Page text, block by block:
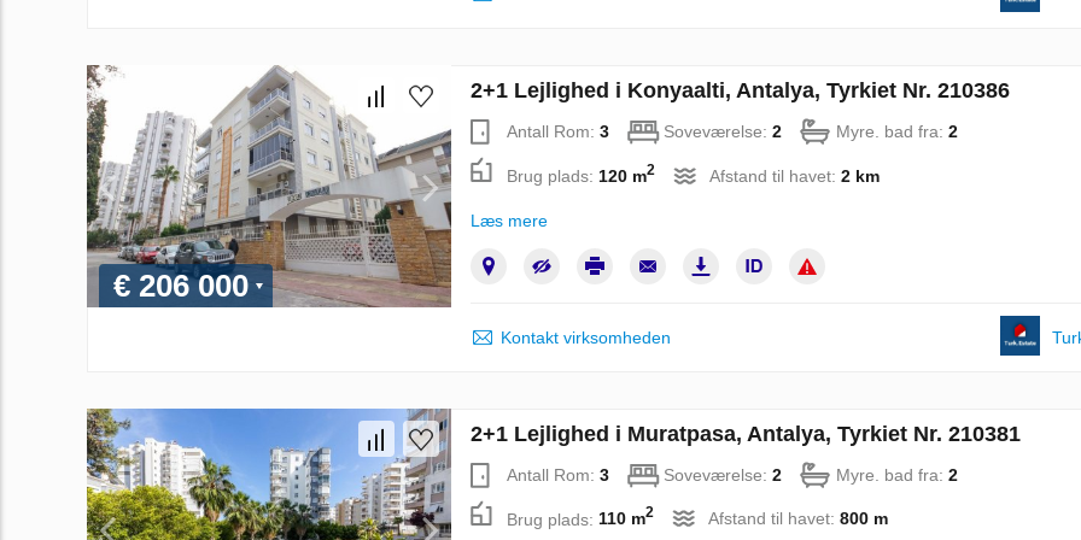
€ 206 000
2+1 Lejlighed i Konyaalti, Antalya, Tyrkiet Nr. 210386
Antall Rom: 3 Soveværelse: 2 Myre. bad fra: 2
Brug plads: 120 m2 Afstand til havet: 2 km
Læs mere
Kontakt virksomheden
2+1 Lejlighed i Muratpasa, Antalya, Tyrkiet Nr. 210381
Antall Rom: 3 Soveværelse: 2 Myre. bad fra: 2
Brug plads: 110 m2 Afstand til havet: 800 m